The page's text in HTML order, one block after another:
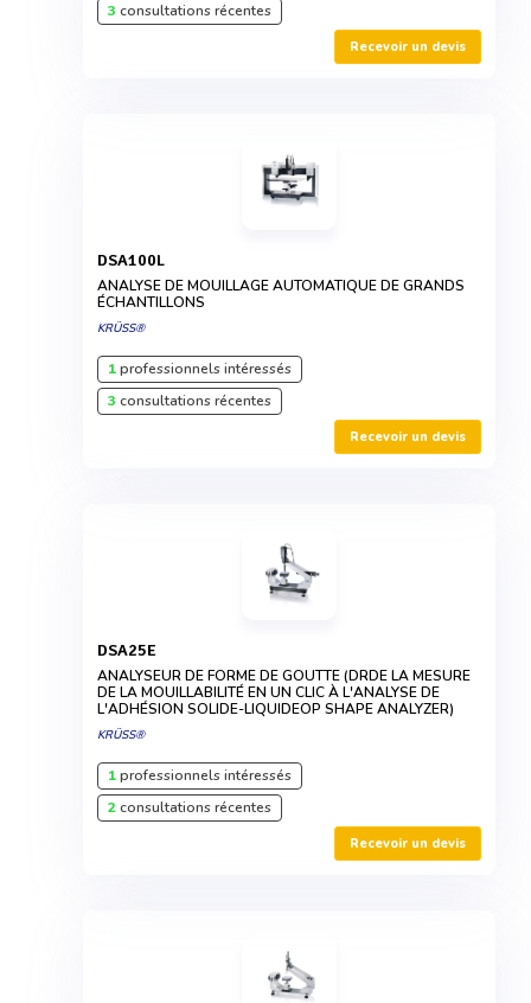
3 consultations récentes
Recevoir un devis
DSA100L
ANALYSE DE MOUILLAGE AUTOMATIQUE DE GRANDS
ÉCHANTILLONS
KRÜSS®
1professionnels intéressés
3 consultations récentes
Recevoir un devis
DSA25E
ANALYSEUR DE FORME DE GOUTTE (DRDE LA MESURE
DE LA MOUILLABILITÉ EN UN CLIC À L'ANALYSE DE
L'ADHÉSION SOLIDE-LIQUIDEOP SHAPE ANALYZER)
KRÜSS®
1professionnels intéressés
2consultations récentes
Recevoir un devis